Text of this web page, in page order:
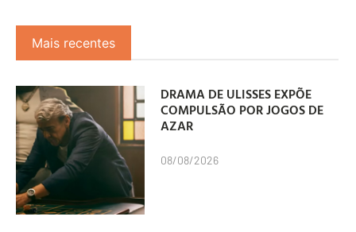
Mais recentes
DRAMA DE ULISSES EXPÕE
COMPULSÃO POR JOGOS DE
AZAR
08/08/2026